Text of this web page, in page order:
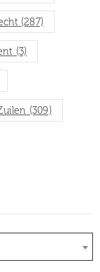
(287)
(3)
(309)